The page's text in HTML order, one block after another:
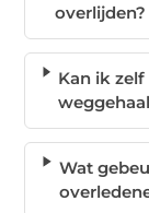
overlijden?
Kan ik
Wat